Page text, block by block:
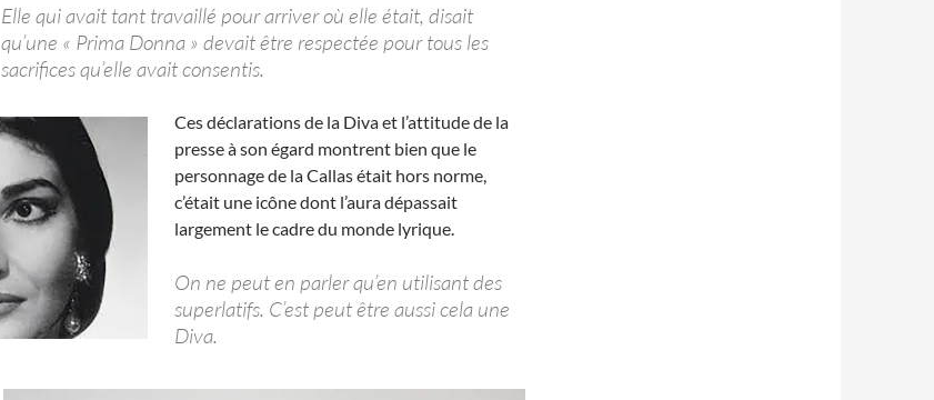
Elle qui avait tant travaillé pour arriver où elle était, disait
qu’une « Prima Donna » devait être respectée pour tous les
sacrifices qu’elle avait consentis.
Ces déclarations de la Diva et l’attitude de la
presse à son égard montrent bien que le
personnage de la Callas était hors norme,
c’était une icône dont l’aura dépassait
largement le cadre du monde lyrique.
On ne peut en parler qu’en utilisant des
superlatifs. C’est peut être aussi cela une
Diva.